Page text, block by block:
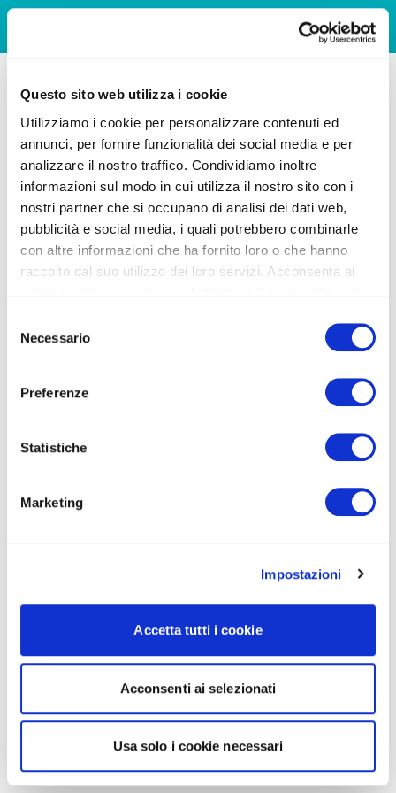
Questo sito web utilizza i cookie
Utilizziamo i cookie per personalizzare contenuti ed
annunci, per fornire funzionalità dei social media e per
analizzare il nostro traffico. Condividiamo inoltre
informazioni sul modo in cui utilizza il nostro sito con i
nostri partner che si occupano di analisi dei dati web,
pubblicità e social media, i quali potrebbero combinarle
con altre informazioni che ha fornito loro o che hanno
raccolto dal suo utilizzo dei loro servizi. Acconsenta ai
delNecessario
Preferenze
Statistiche
Marketing
Impostazioni
Accetta tutti i cookie
Acconsenti ai selezionati
Usa solo i cookie necessari